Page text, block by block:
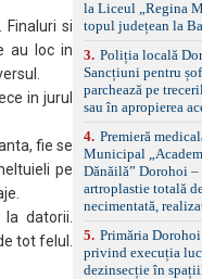
si
au loc in
in jurul
fie se
pe
datorii.
tot felul.
la Liceul „Regina
topul județean la
3. Poliția locală
Sancțiuni pentru
parchează pe
sau în apropierea
4. Premieră
Municipal
Dănăilă” Dorohoi –
artroplastie totală
necimentată,
5. Primăria
privind execuția
dezinsecție în